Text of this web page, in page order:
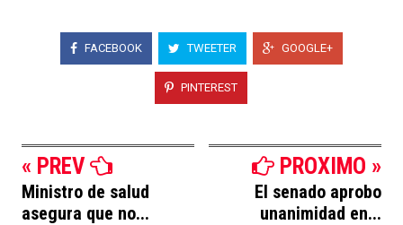
FACEBOOK TWEETER GOOGLE+
PINTEREST
« PREV
Ministro de salud
asegura que no...
PROXIMO »
El senado aprobo
unanimidad en...